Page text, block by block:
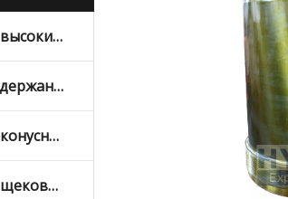
Литые футеровки с высоким содержанием марганца
Литье с высоким содержанием хрома
запасные части для конусных дробилок
запасные части для щековых дробилок